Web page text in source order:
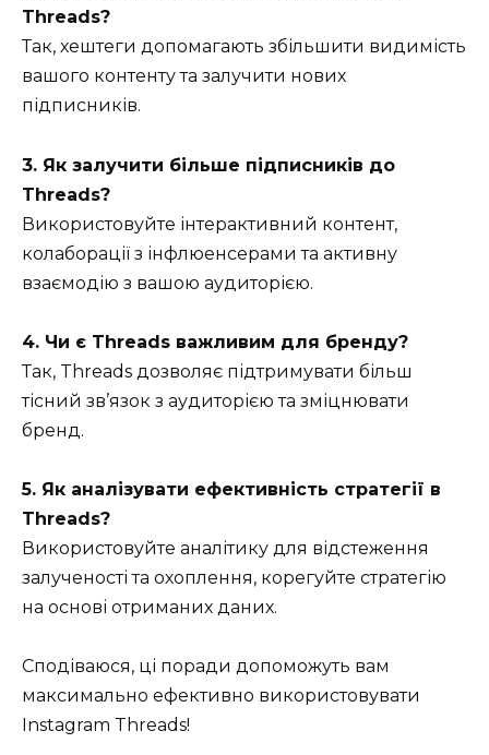
Threads?
Так, хештеги допомагають збільшити видимість
вашого контенту та залучити нових
підписників.
3. Як залучити більше підписників до
Threads?
Використовуйте інтерактивний контент,
колаборації з інфлюенсерами та активну
взаємодію з вашою аудиторією.
4. Чи є Threads важливим для бренду?
Так, Threads дозволяє підтримувати більш
тісний зв’язок з аудиторією та зміцнювати
бренд.
5. Як аналізувати ефективність стратегії в
Threads?
Використовуйте аналітику для відстеження
залученості та охоплення, корегуйте стратегію
на основі отриманих даних.
Сподіваюся, ці поради допоможуть вам
максимально ефективно використовувати
Instagram Threads!